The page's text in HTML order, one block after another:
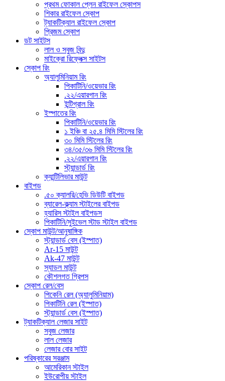
প্রথম ফোকাল প্লেন রাইফেল স্কোপস
শিকার রাইফেল স্কোপ
ট্যাকটিক্যাল রাইফেল স্কোপ
প্রিজম স্কোপ
ডট সাইটস
লাল ও সবুজ বিন্দু
মাইক্রো রিফ্লেক্স সাইটস
স্কোপ রিং
অ্যালুমিনিয়াম রিং
পিকাটিনি/ওয়েভার রিং
.২২/এয়ারগান রিং
ইন্টিগ্রাল রিং
ইস্পাতের রিং
পিকাটিনি/ওয়েভার রিং
১ ইঞ্চি বা ২৫.৪ মিমি স্টিলের রিং
৩০ মিমি স্টিলের রিং
৩৪/৩৫/৩৬ মিমি স্টিলের রিং
.২২/এয়ারগান রিং
স্ট্যান্ডার্ড রিং
ক্যান্টিলিভার মাউন্ট
বাইপড
.৫০ ক্যালরি/হেভি ডিউটি ​​বাইপড
ব্যারেল-ক্ল্যাম স্টাইলের বাইপড
হ্যারিস স্টাইল বাইপডস
পিকাটিনি/সুইভেল স্টাড স্টাইল বাইপড
স্কোপ মাউন্ট/আনুষাঙ্গিক
স্ট্যান্ডার্ড বেস (ইস্পাত)
Ar-15 মাউন্ট
Ak-47 মাউন্ট
স্যাডল মাউন্ট
কৌশলগত গ্রিপস
স্কোপ রেল/বেস
পিকেনি রেল (অ্যালুমিনিয়াম)
পিকাটিনি রেল (ইস্পাত)
স্ট্যান্ডার্ড বেস (ইস্পাত)
ট্যাকটিক্যাল লেজার সাইট
সবুজ লেজার
লাল লেজার
লেজার বোর সাইট
পরিষ্কারের সরঞ্জাম
আমেরিকান স্টাইল
ইউরোপীয় স্টাইল